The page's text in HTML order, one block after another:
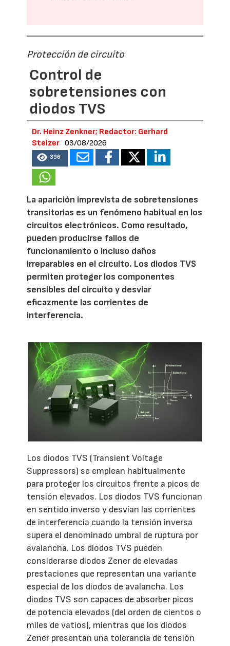
Protección de circuito
Control de
sobretensiones con
diodos TVS
Dr. Heinz Zenkner; Redactor: Gerhard
Stelzer 03/08/2026
396
La aparición imprevista de sobretensiones
transitorias es un fenómeno habitual en los
circuitos electrónicos. Como resultado,
pueden producirse fallos de
funcionamiento o incluso daños
irreparables en el circuito. Los diodos TVS
permiten proteger los componentes
sensibles del circuito y desviar
eficazmente las corrientes de
interferencia.
Los diodos TVS (Transient Voltage
Suppressors) se emplean habitualmente
para proteger los circuitos frente a picos de
tensión elevados. Los diodos TVS funcionan
en sentido inverso y desvían las corrientes
de interferencia cuando la tensión inversa
supera el denominado umbral de ruptura por
avalancha. Los diodos TVS pueden
considerarse diodos Zener de elevadas
prestaciones que representan una variante
especial de los diodos de avalancha. Los
diodos TVS son capaces de absorber picos
de potencia elevados (del orden de cientos o
miles de vatios), mientras que los diodos
Zener presentan una tolerancia de tensión